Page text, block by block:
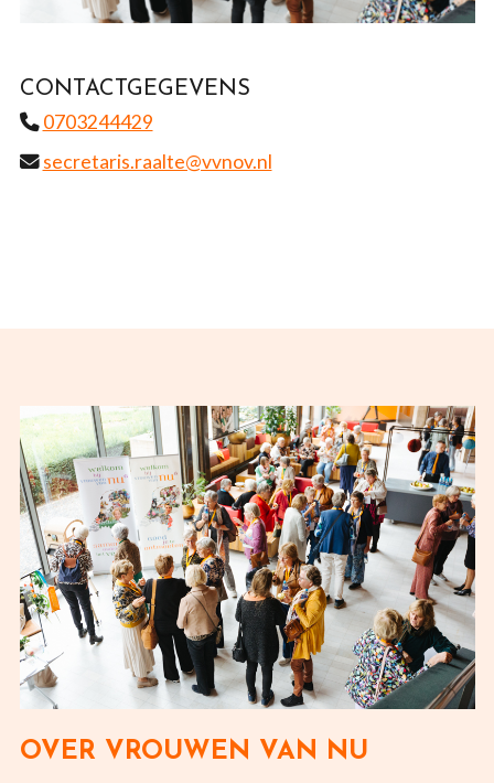
CONTACTGEGEVENS
0703244429
secretaris.raalte@vvnov.nl
OVER VROUWEN VAN NU